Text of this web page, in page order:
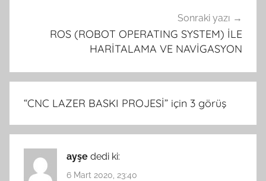
Sonraki yazı
ROS (ROBOT OPERATING SYSTEM) İLE
HARİTALAMA VE NAVİGASYON
“CNC LAZER BASKI PROJESİ” için 3 görüş
ayşe dedi ki:
6 Mart 2020, 23:40